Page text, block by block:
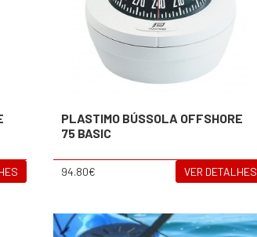
PLASTIMO BÚSSOLA OFFSHORE
75 BASIC
94.80€ VER DETALHES